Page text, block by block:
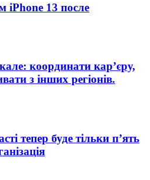
iPhone 13 после
координати кар’єру,
з інших регіонів.
тепер буде тільки п’ять